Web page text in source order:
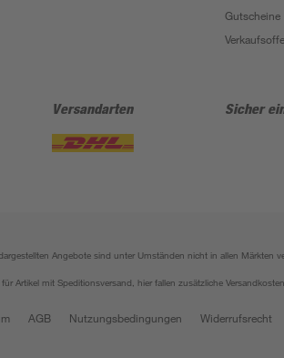
Gutscheine
Versandarten Sicher
Angebote sind unter Umständen nicht in allen
Artikel mit Speditionsversand, hier fallen zusätzliche
AGB Nutzungsbedingungen Widerrufsrecht